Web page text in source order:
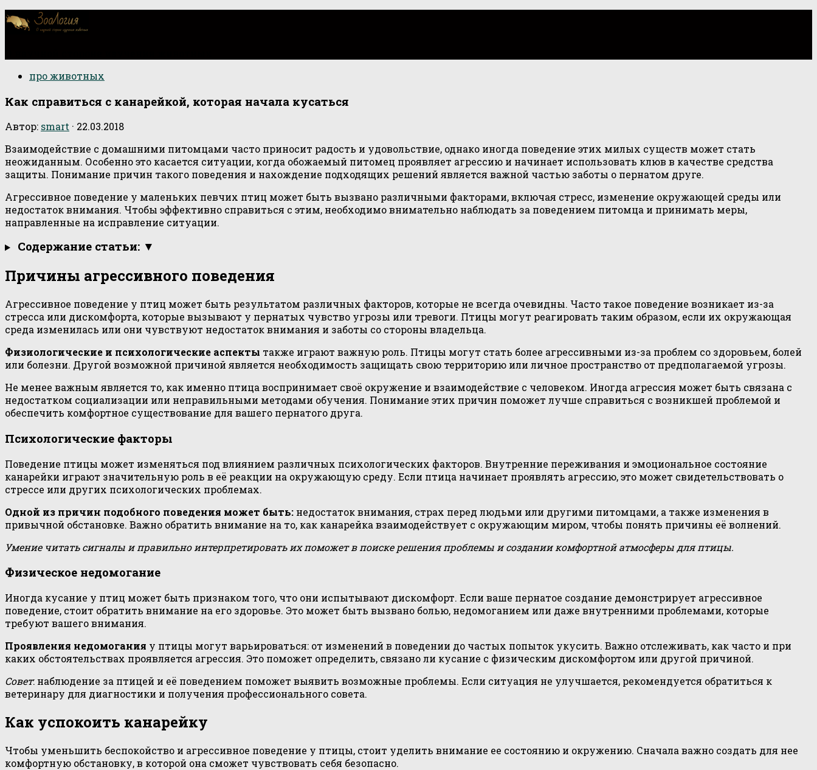
про животных
Как справиться с канарейкой, которая начала кусаться
Автор: smart · 22.03.2018
Взаимодействие с домашними питомцами часто приносит радость и удовольствие, однако иногда поведение этих милых существ может стать
неожиданным. Особенно это касается ситуации, когда обожаемый питомец проявляет агрессию и начинает использовать клюв в качестве средства
защиты. Понимание причин такого поведения и нахождение подходящих решений является важной частью заботы о пернатом друге.
Агрессивное поведение у маленьких певчих птиц может быть вызвано различными факторами, включая стресс, изменение окружающей среды или
недостаток внимания. Чтобы эффективно справиться с этим, необходимо внимательно наблюдать за поведением питомца и принимать меры,
направленные на исправление ситуации.
Содержание статьи: ▼
Причины агрессивного поведения
Агрессивное поведение у птиц может быть результатом различных факторов, которые не всегда очевидны. Часто такое поведение возникает из-за
стресса или дискомфорта, которые вызывают у пернатых чувство угрозы или тревоги. Птицы могут реагировать таким образом, если их окружающая
среда изменилась или они чувствуют недостаток внимания и заботы со стороны владельца.
Физиологические и психологические аспекты также играют важную роль. Птицы могут стать более агрессивными из-за проблем со здоровьем, болей
или болезни. Другой возможной причиной является необходимость защищать свою территорию или личное пространство от предполагаемой угрозы.
Не менее важным является то, как именно птица воспринимает своё окружение и взаимодействие с человеком. Иногда агрессия может быть связана с
недостатком социализации или неправильными методами обучения. Понимание этих причин поможет лучше справиться с возникшей проблемой и
обеспечить комфортное существование для вашего пернатого друга.
Психологические факторы
Поведение птицы может изменяться под влиянием различных психологических факторов. Внутренние переживания и эмоциональное состояние
канарейки играют значительную роль в её реакции на окружающую среду. Если птица начинает проявлять агрессию, это может свидетельствовать о
стрессе или других психологических проблемах.
Одной из причин подобного поведения может быть: недостаток внимания, страх перед людьми или другими питомцами, а также изменения в
привычной обстановке. Важно обратить внимание на то, как канарейка взаимодействует с окружающим миром, чтобы понять причины её волнений.
Умение читать сигналы и правильно интерпретировать их поможет в поиске решения проблемы и создании комфортной атмосферы для птицы.
Физическое недомогание
Иногда кусание у птиц может быть признаком того, что они испытывают дискомфорт. Если ваше пернатое создание демонстрирует агрессивное
поведение, стоит обратить внимание на его здоровье. Это может быть вызвано болью, недомоганием или даже внутренними проблемами, которые
требуют вашего внимания.
Проявления недомогания у птицы могут варьироваться: от изменений в поведении до частых попыток укусить. Важно отслеживать, как часто и при
каких обстоятельствах проявляется агрессия. Это поможет определить, связано ли кусание с физическим дискомфортом или другой причиной.
Совет: наблюдение за птицей и её поведением поможет выявить возможные проблемы. Если ситуация не улучшается, рекомендуется обратиться к
ветеринару для диагностики и получения профессионального совета.
Как успокоить канарейку
Чтобы уменьшить беспокойство и агрессивное поведение у птицы, стоит уделить внимание ее состоянию и окружению. Сначала важно создать для нее
комфортную обстановку, в которой она сможет чувствовать себя безопасно.